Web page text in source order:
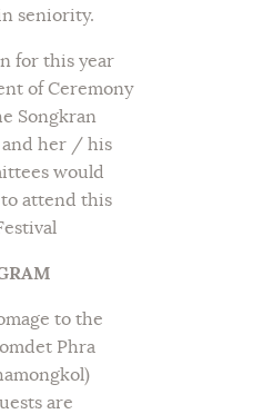
seniority.
for this year
of Ceremony
Songkran
and her / his
would
attend this
to the
Phra
are